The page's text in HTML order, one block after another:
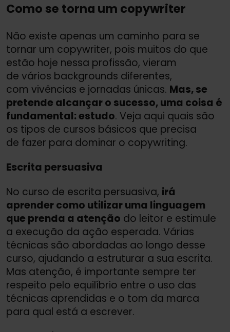
Como se torna um copywriter
Não existe apenas um caminho para se
tornar um copywriter, pois muitos do que
estão hoje nessa profissão, vieram
de vários backgrounds diferentes,
com vivências e jornadas únicas. Mas, se
pretende alcançar o sucesso, uma coisa é
fundamental: estudo. Veja aqui quais são
os tipos de cursos básicos que precisa
de fazer para dominar o copywriting.
Escrita persuasiva
No curso de escrita persuasiva, irá
aprender como utilizar uma linguagem
que prenda a atenção do leitor e estimule
a execução da ação esperada. Várias
técnicas são abordadas ao longo desse
curso, ajudando a estruturar a sua escrita.
Mas atenção, é importante sempre ter
respeito pelo equilíbrio entre o uso das
técnicas aprendidas e o tom da marca
para qual está a escrever.